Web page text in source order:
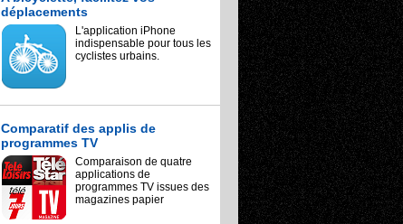
déplacements
L'application iPhone
indispensable pour tous les
cyclistes urbains.
Comparatif des applis de
programmes TV
Comparaison de quatre
applications de
programmes TV issues des
magazines papier